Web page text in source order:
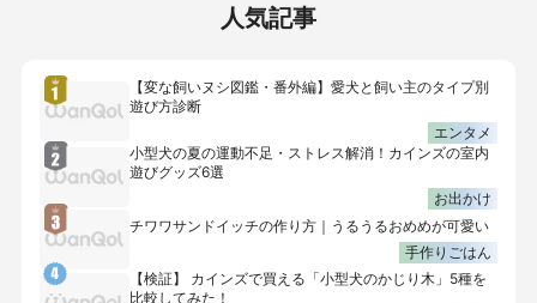
人気記事
【変な飼いヌシ図鑑・番外編】愛犬と飼い主のタイプ別
遊び方診断
エンタメ
小型犬の夏の運動不足・ストレス解消！カインズの室内
遊びグッズ6選
お出かけ
チワワサンドイッチの作り方｜うるうるおめめが可愛い
手作りごはん
【検証】 カインズで買える「小型犬のかじり木」5種を
比較してみた！